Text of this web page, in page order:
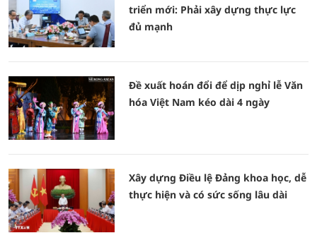
triển mới: Phải xây dựng thực lực
đủ mạnh
Đề xuất hoán đổi để dịp nghỉ lễ Văn
hóa Việt Nam kéo dài 4 ngày
Xây dựng Điều lệ Đảng khoa học, dễ
thực hiện và có sức sống lâu dài